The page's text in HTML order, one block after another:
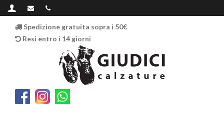
Spedizione gratuita sopra i 50€
Resi entro i 14 giorni